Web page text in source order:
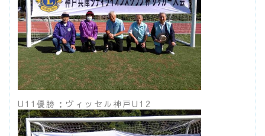
U11優勝：ヴィッセル神戸U12